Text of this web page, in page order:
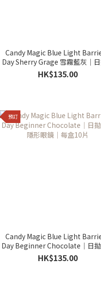
Candy Magic Blue Light
Day Sherry Grage 雪霧藍灰｜
妝隱形眼鏡｜每盒10片
HK$135.00
預訂
Candy Magic Blue Light
Day Beginner Chocolate｜日
隱形眼鏡｜每盒10片
HK$135.00